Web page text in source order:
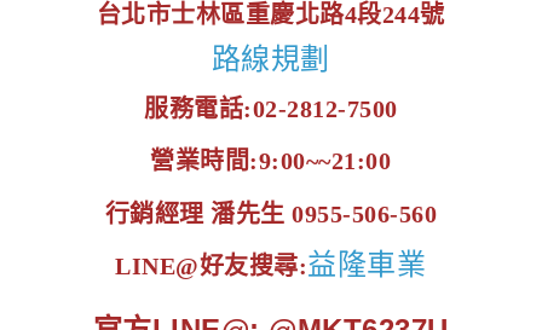
台北市士林區重慶北路4段244號
路線規劃
服務電話:02-2812-7500
營業時間:9:00~~21:00
行銷經理 潘先生 0955-506-560
LINE@好友搜尋:益隆車業